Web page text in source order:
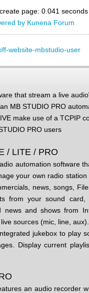
page: 0.041 seconds
by Kunena Forum
that stream a live
MB STUDIO PRO
make use of a TCPIP
PRO users
/ LITE / PRO
automation software
your own radio station
news, songs,
from your sound card,
news and shows from
sources (mic, line, aux).
jukebox to play
Display current
an audio recorder